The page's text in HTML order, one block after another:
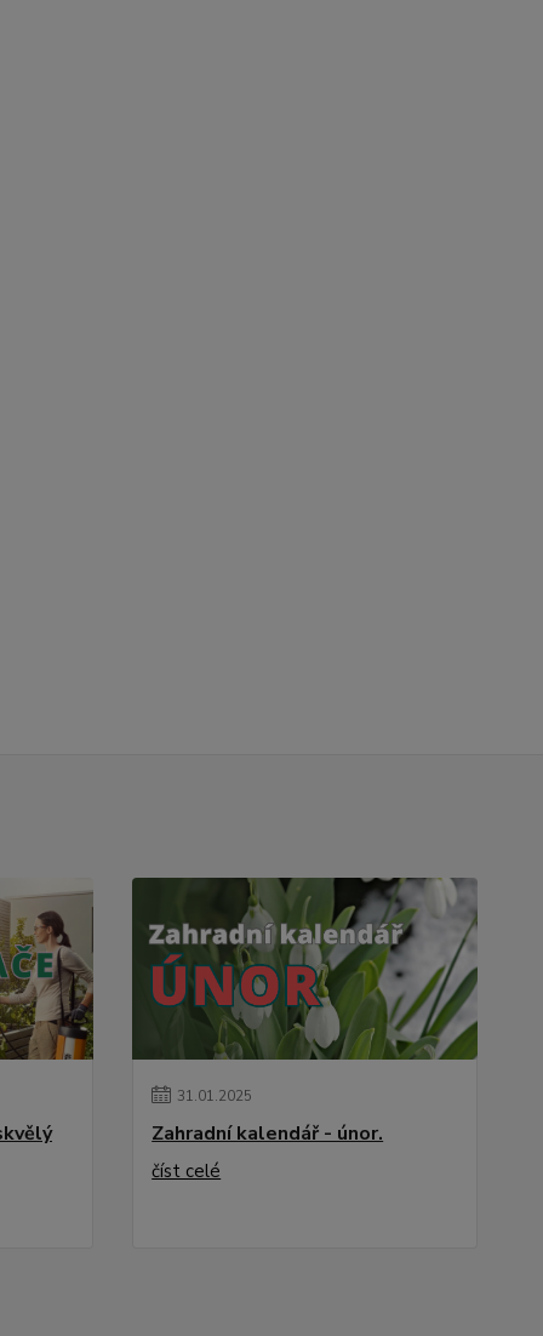
31.01.2025
Zahradní kalendář - únor.
číst celé